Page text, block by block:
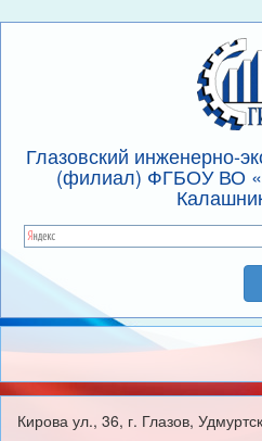
Глазовский инженерно-
(филиал) ФГБОУ ВО
Кирова ул., 36, г. Глазов,